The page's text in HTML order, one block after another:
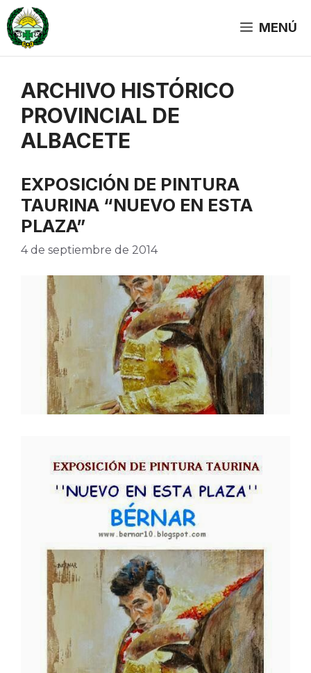
Saltar
al
contenido
MENÚ
ARCHIVO HISTÓRICO
PROVINCIAL DE
ALBACETE
EXPOSICIÓN DE PINTURA
TAURINA “NUEVO EN ESTA
PLAZA”
4 de septiembre de 2014